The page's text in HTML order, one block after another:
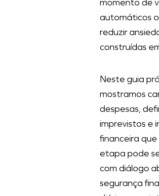
momento de
automáticos
reduzir
construídas
Neste guia
mostramos
despesas,
imprevistos e
financeira que
etapa pode
com diálogo
segurança